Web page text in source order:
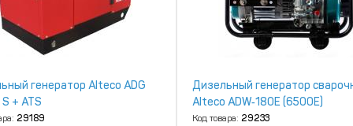
генератор Alteco ADG
+ ATS
29189
Дизельный генератор
Alteco ADW‑180E (6500Е)
Код товара: 29233